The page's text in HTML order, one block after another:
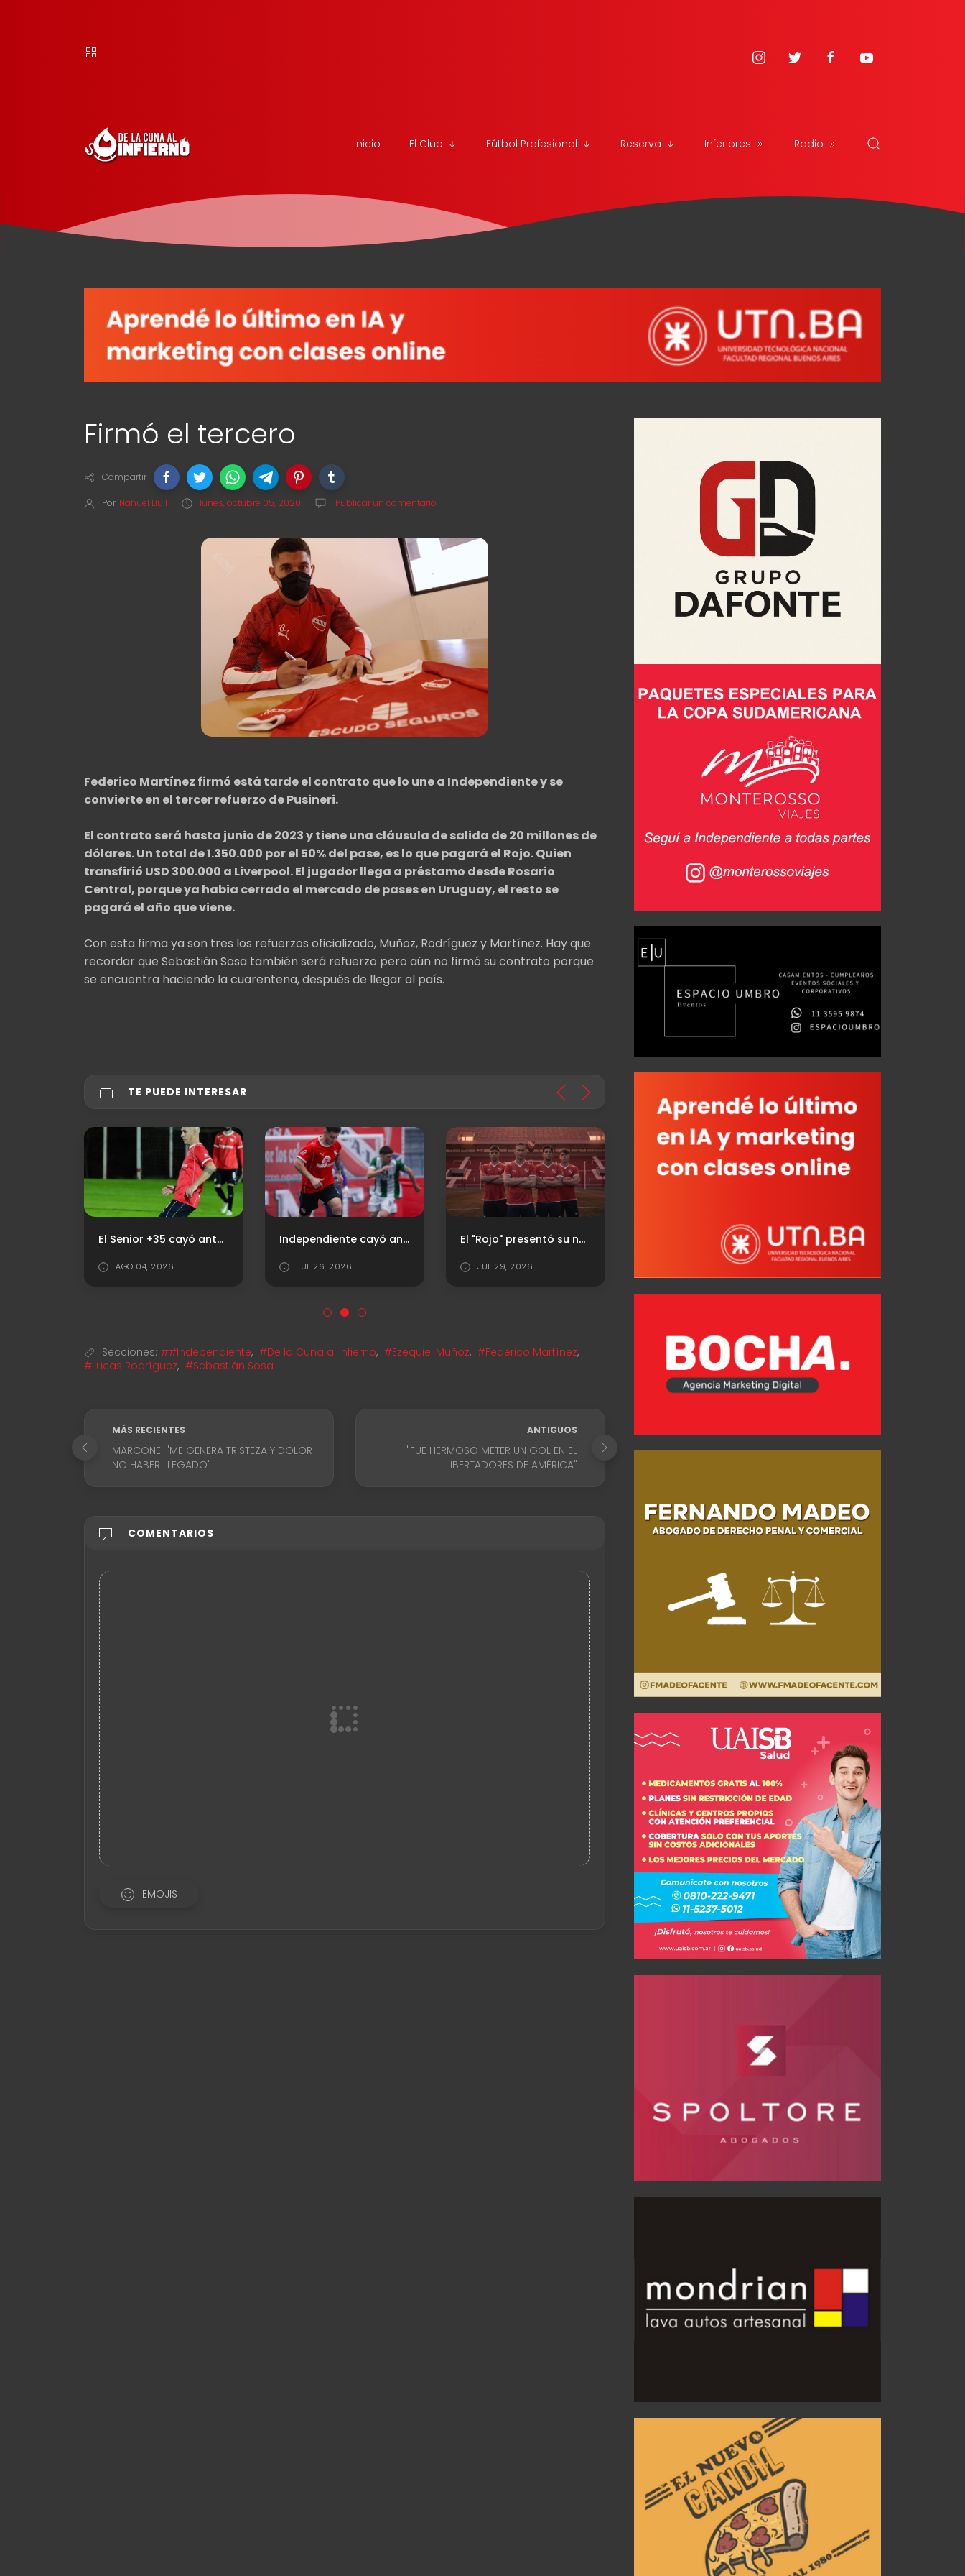
Inicio El Club Fútbol Profesional Reserva Inferiores Radio
Firmó el tercero
Compartir
Por Nahuel Llull lunes, octubre 05, 2020 Publicar un comentario
Federico Martínez firmó está tarde el contrato que lo une a Independiente y se
convierte en el tercer refuerzo de Pusineri.
El contrato será hasta junio de 2023 y tiene una cláusula de salida de 20 millones de
dólares.Un total de 1.350.000 por el 50% del pase, es lo que pagará el Rojo. Quien
transfirió USD 300.000 a Liverpool. El jugador llega a préstamo desde Rosario
Central, porque ya habia cerrado el mercado de pases en Uruguay, el resto se
pagará el año que viene.
Con esta firma ya son tres los refuerzos oficializado, Muñoz, Rodríguez y Martínez. Hay que
recordar que Sebastián Sosa también será refuerzo pero aún no firmó su contrato porque
se encuentra haciendo la cuarentena, después de llegar al país.
TE PUEDE INTERESAR
El Senior +35 cayó ante Tigre en un duelo intenso
AGO 04, 2026
Independiente cayó ante Pinocho y se despidió de la Copa de Oro
JUL 26, 2026
El "Rojo" presentó su nueva camiseta titular
JUL 29, 2026
Gustavo Quinteros: "Es urgente incorporar un jugador"
Secciones: ##Independiente, #De la Cuna al Infierno, #Ezequiel Muñoz, #Federico Martínez,
#Lucas Rodríguez, #Sebastián Sosa
MÁS RECIENTES
MARCONE: "ME GENERA TRISTEZA Y DOLOR
NO HABER LLEGADO"
ANTIGUOS
"FUE HERMOSO METER UN GOL EN EL
LIBERTADORES DE AMÉRICA"
COMENTARIOS
EMOJIS